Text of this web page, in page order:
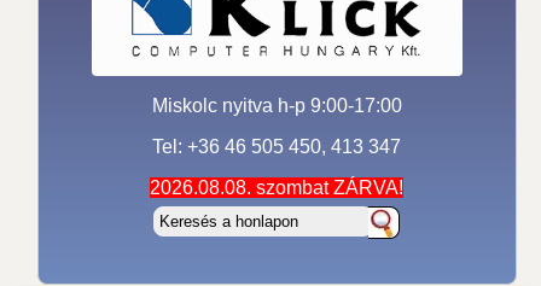
Miskolc nyitva h-p 9:00-17:00
Tel: +36 46 505 450, 413 347
2026.08.08. szombat ZÁRVA!